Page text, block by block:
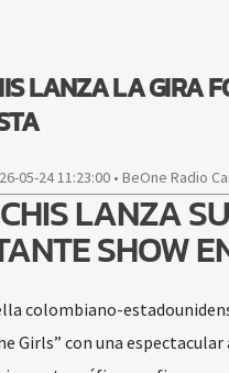
LANZA LA GIRA
05-24 11:23:00 • BeOne Radio
LANZA
SHOW
colombiano-
Girls” con una